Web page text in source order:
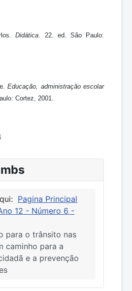
Didática . 22. ed. São Paulo:
Educação, administração escolar
Cortez, 2001.
Pagina Principal
12 - Número 6 -
para o trânsito nas
caminho para a
e a prevenção